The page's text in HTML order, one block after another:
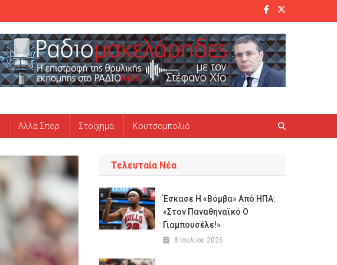
Άλλα Σπορ Στοίχημα Κουτσομπολιό
Τελευταία Νέα
Έσκασε Η «βόμβα» Από ΗΠΑ:
«Στον Παναθηναϊκό Ο
Γιαμπουσέλε!»
8 Ιουλίου 2026